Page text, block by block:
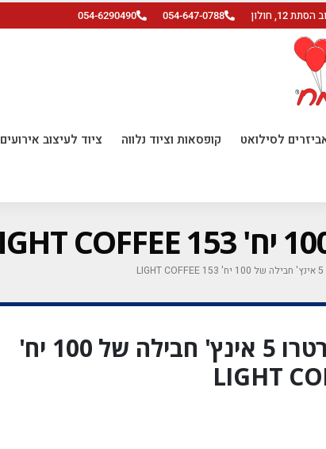
12, חולון 054-647-0788
054-6290490
לסילואט קופסאות וציוד נלווה ציוד לעיצוב אירועים
בלון גומי רטרו 5 אינץ' חבילה של 100 יח'
LIGHT